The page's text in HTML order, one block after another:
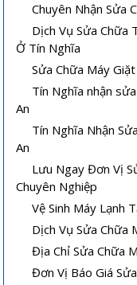
Chuyên Nhận Sửa
Dịch Vụ Sửa Chữa
Ở Tín Nghĩa
Sửa Chữa Máy
Tín Nghĩa nhận
An
Tín Nghĩa Nhận
An
Lưu Ngay Đơn Vị
Chuyên Nghiệp
Vệ Sinh Máy Lạnh
Dịch Vụ Sửa Chữa
Địa Chỉ Sửa Chữa
Đơn Vị Báo Giá